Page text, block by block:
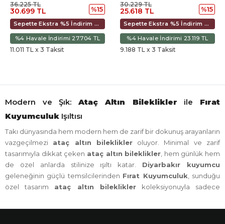
30.699 TL
36.225 TL
%15
Sepette Ekstra %5 İndirim 28.858 TL
%4 Havale İndirimi 27.704 TL
11.011 TL x 3 Taksit
25.618 TL
30.229 TL
%15
Sepette Ekstra %5 İndirim 24.082 TL
%4 Havale İndirimi 23.119 TL
9.188 TL x 3 Taksit
Modern ve Şık: Ataç Altın Bileklikler ile Fırat
Kuyumculuk Işıltısı
Takı dünyasında hem modern hem de zarif bir dokunuş arayanların
vazgeçilmezi ataç altın bileklikleroluyor. Minimal ve zarif
tasarımıyla dikkat çeken ataç altın bileklikler , hem günlük hem
de özel anlarda stilinize ışıltı katar. Diyarbakır kuyumcu
geleneğinin güçlü temsilcilerinden Fırat Kuyumculuk , sunduğu
özel tasarım ataç altın bilekliklerkoleksiyonuyla sadece
topluyor.